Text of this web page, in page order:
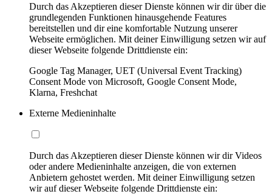
Durch das Akzeptieren dieser Dienste können wir dir über die
grundlegenden Funktionen hinausgehende Features
bereitstellen und dir eine komfortable Nutzung unserer
Webseite ermöglichen. Mit deiner Einwilligung setzen wir auf
dieser Webseite folgende Drittdienste ein:
Google Tag Manager, UET (Universal Event Tracking)
Consent Mode von Microsoft, Google Consent Mode,
Klarna, Freshchat
Externe Medieninhalte
Durch das Akzeptieren dieser Dienste können wir dir Videos
oder andere Medieninhalte anzeigen, die von externen
Anbietern gehostet werden. Mit deiner Einwilligung setzen
wir auf dieser Webseite folgende Drittdienste ein: